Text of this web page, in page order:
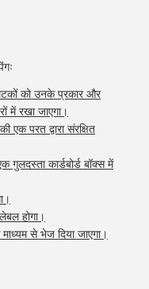
को उनके प्रकार और
रखा जाएगा।
परत द्वारा संरक्षित
कार्डबोर्ड बॉक्स में
होगा।
से भेज दिया जाएगा।